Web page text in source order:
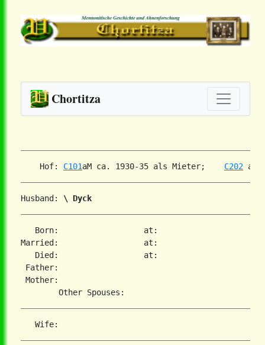
Chortitza
    Hof:
C101aM ca. 1930-35 als Mieter; C202
Husband: \ Dyck
   Born:                  at:
Married:                  at:
   Died:                  at:
Father:
Mother: